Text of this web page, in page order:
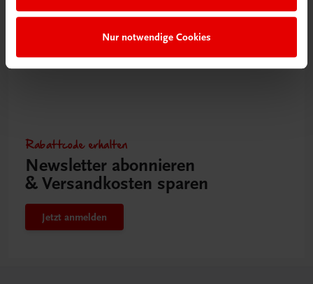
Nur notwendige Cookies
Rabattcode erhalten
Newsletter abonnieren
& Versandkosten sparen
Jetzt anmelden